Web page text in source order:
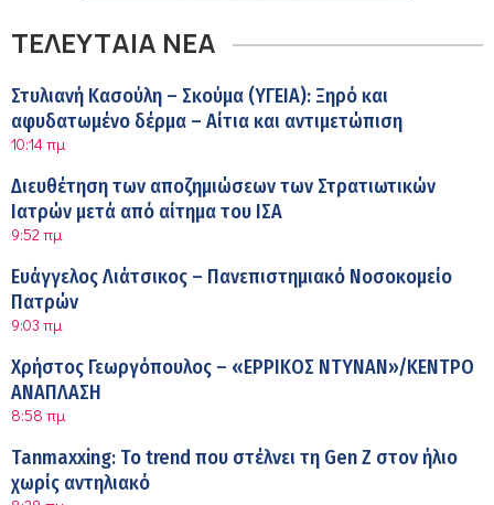
ΤΕΛΕΥΤΑΙΑ ΝΕΑ
Στυλιανή Κασούλη – Σκούμα (ΥΓΕΙΑ): Ξηρό και
αφυδατωμένο δέρμα – Αίτια και αντιμετώπιση
10:14 πμ
Διευθέτηση των αποζημιώσεων των Στρατιωτικών
Ιατρών μετά από αίτημα του ΙΣΑ
9:52 πμ
Ευάγγελος Λιάτσικος – Πανεπιστημιακό Νοσοκομείο
Πατρών
9:03 πμ
Χρήστος Γεωργόπουλος – «ΕΡΡΙΚΟΣ ΝΤΥΝΑΝ»/ΚΕΝΤΡΟ
ΑΝΑΠΛΑΣΗ
8:58 πμ
Tanmaxxing: To trend που στέλνει τη Gen Z στον ήλιο
χωρίς αντηλιακό